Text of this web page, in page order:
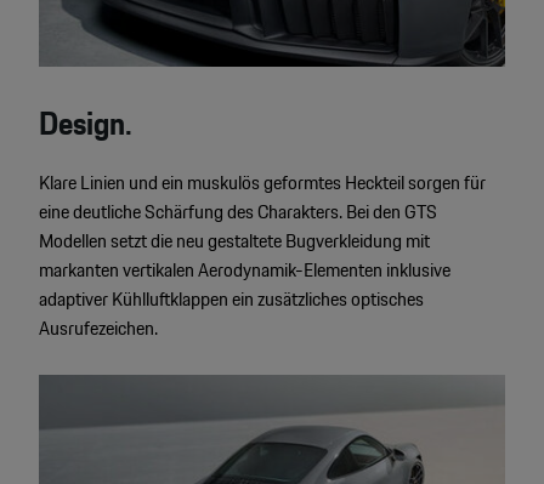
Design.
Klare Linien und ein muskulös geformtes Heckteil sorgen für
eine deutliche Schärfung des Charakters. Bei den GTS
Modellen setzt die neu gestaltete Bugverkleidung mit
markanten vertikalen Aerodynamik-Elementen inklusive
adaptiver Kühlluftklappen ein zusätzliches optisches
Ausrufezeichen.